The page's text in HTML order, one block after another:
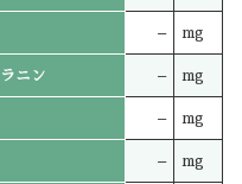
– mg
ニン – mg
– mg
– mg